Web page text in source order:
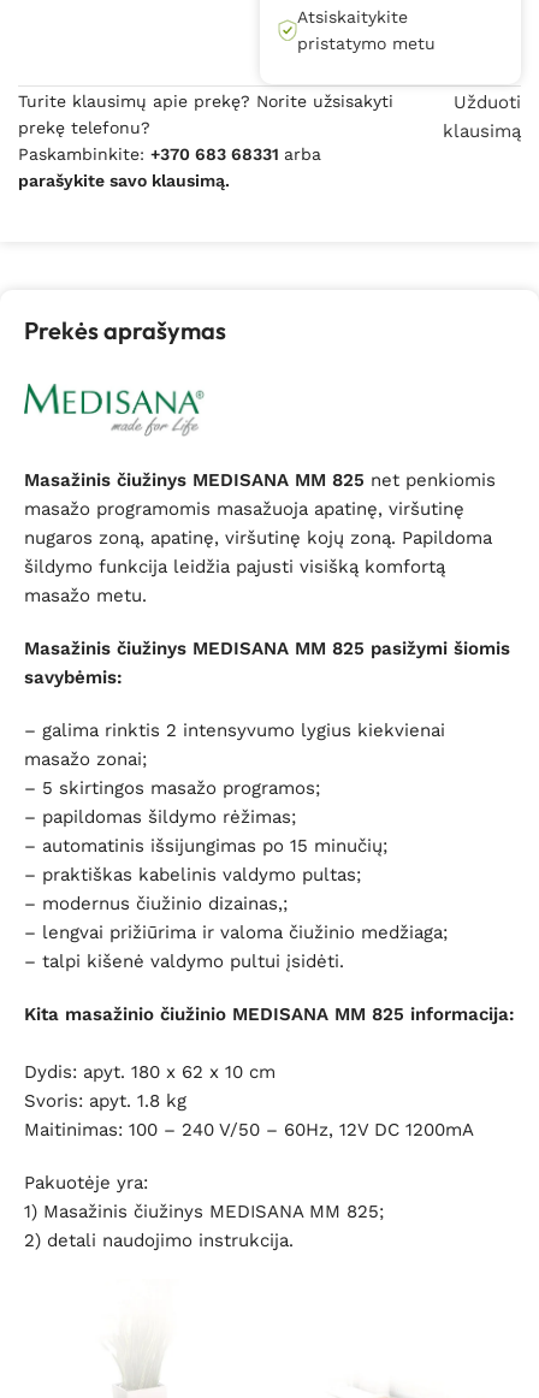
Atsiskaitykite
pristatymo metu
Turite klausimų apie prekę? Norite užsisakyti
prekę telefonu?
Paskambinkite: +370 683 68331 arba
parašykite savo klausimą.
Užduoti
klausimą
Prekės aprašymas
Masažinis čiužinys MEDISANA MM 825 net penkiomis
masažo programomis masažuoja apatinę, viršutinę
nugaros zoną, apatinę, viršutinę kojų zoną. Papildoma
šildymo funkcija leidžia pajusti visišką komfortą
masažo metu.
Masažinis čiužinys MEDISANA MM 825 pasižymi šiomis
savybėmis:
– galima rinktis 2 intensyvumo lygius kiekvienai
masažo zonai;
– 5 skirtingos masažo programos;
– papildomas šildymo rėžimas;
– automatinis išsijungimas po 15 minučių;
– praktiškas kabelinis valdymo pultas;
– modernus čiužinio dizainas,;
– lengvai prižiūrima ir valoma čiužinio medžiaga;
– talpi kišenė valdymo pultui įsidėti.
Kita masažinio čiužinio MEDISANA MM 825 informacija:
Dydis: apyt. 180 x 62 x 10 cm
Svoris: apyt. 1.8 kg
Maitinimas: 100 – 240 V/50 – 60Hz, 12V DC 1200mA
Pakuotėje yra:
1) Masažinis čiužinys MEDISANA MM 825;
2) detali naudojimo instrukcija.